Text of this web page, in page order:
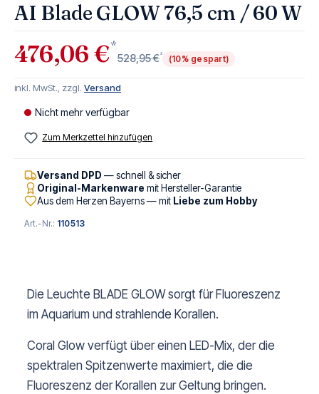
AI Blade GLOW 76,5 cm / 60 W
476,06 €*
528,95 €* (10% gespart)
inkl. MwSt., zzgl. Versand
Nicht mehr verfügbar
Zum Merkzettel hinzufügen
Versand DPD — schnell & sicher
Original-Markenware mit Hersteller-Garantie
Aus dem Herzen Bayerns — mit Liebe zum Hobby
Art.-Nr.: 110513
Die Leuchte BLADE GLOW sorgt für Fluoreszenz
im Aquarium und strahlende Korallen.
Coral Glow verfügt über einen LED-Mix, der die
spektralen Spitzenwerte maximiert, die die
Fluoreszenz der Korallen zur Geltung bringen.